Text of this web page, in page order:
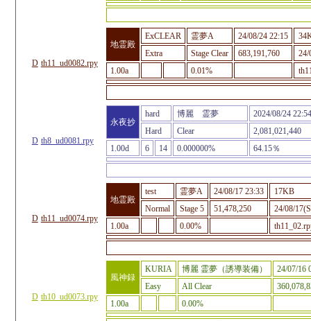
D th11_ud0082.rpy
地霊殿
ExCLEAR 霊夢A 24/08/24 22:15
Extra
Stage Clear 683,191,760
24/
1.00a
0.01%
D th8_ud0081.rpy
永夜抄
hard 博麗 霊夢
2024/08/24
Hard
Clear
2,081,021,440
1.00d
6 14 0.000000% 64.15％
D th11_ud0074.rpy
地霊殿
test 霊夢A 24/08/17 23:33
17KB
Normal
Stage 5 51,478,250
24/08/
1.00a
0.00%
D th10_ud0073.rpy
風神録
KURIA 博麗 霊夢（誘導装備）
24/07/16
Easy
All Clear
1.00a
0.00%